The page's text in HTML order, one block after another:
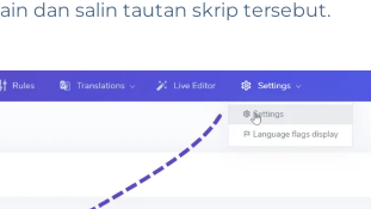
dan salin tautan skrip tersebut.